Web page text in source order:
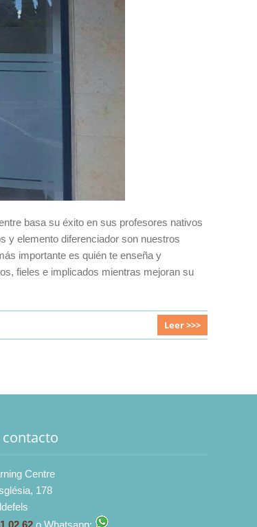
basa su éxito en sus profesores nativos
y elemento diferenciador son nuestros
importante es quién te enseña y
fieles e implicados mientras mejoran su
Leer >>>
Centre
178
02 62o Whatsapp: